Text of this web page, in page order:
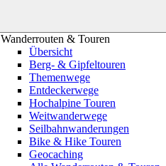
Wanderrouten & Touren
Übersicht
Berg- & Gipfeltouren
Themenwege
Entdeckerwege
Hochalpine Touren
Weitwanderwege
Seilbahnwanderungen
Bike & Hike Touren
Geocaching